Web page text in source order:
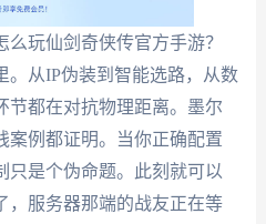
玩仙剑奇侠传官方手游？
。从IP伪装到智能选路，从数
节都在对抗物理距离。墨尔
案例都证明。当你正确配置
只是个伪命题。此刻就可以
，服务器那端的战友正在等